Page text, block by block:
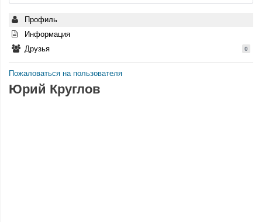
Профиль
Информация
Друзья
0
Пожаловаться на пользователя
Юрий Круглов